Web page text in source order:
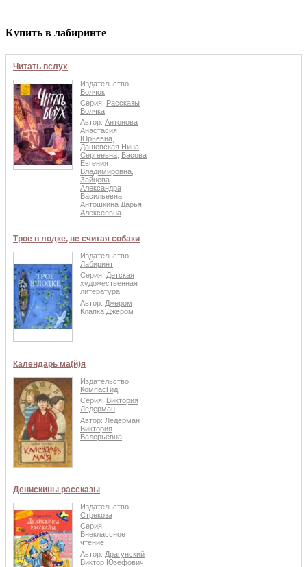
Купить в лабиринте
Читать вслух
Издательство:
Волчок
Серия: Рассказы
Волчка
Автор: Антонова
Анастасия
Юрьевна
Дашевская Нина
Сергеевна
Басова
Евгения
Владимировна
Зайцева
Александра
Васильевна
Антошкина Дарья
Алексеевна
Трое в лодке, не считая собаки
Издательство:
Лабиринт
Серия: Детская
художественная
литература
Автор: Джером
Клапка Джером
Календарь ма(й)я
Издательство:
КомпасГид
Серия: Виктория
Ледерман
Автор: Ледерман
Виктория
Валерьевна
Денискины рассказы
Издательство:
Стрекоза
Серия:
Внеклассное
чтение
Автор: Драгунский
Виктор Юзефович